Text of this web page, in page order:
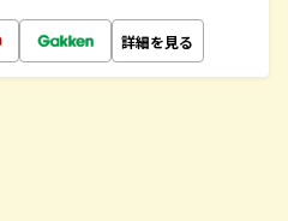
詳細を見る